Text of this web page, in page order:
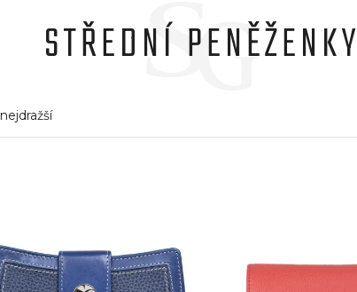
STŘEDNÍ PENĚŽENKY
nejdražší